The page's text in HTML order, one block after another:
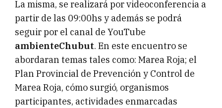
La misma, se realizará por videoconferencia a
partir de las 09:00hs y además se podrá
seguir por el canal de YouTube
ambienteChubut. En este encuentro se
abordaran temas tales como: Marea Roja; el
Plan Provincial de Prevención y Control de
Marea Roja, cómo surgió, organismos
participantes, actividades enmarcadas